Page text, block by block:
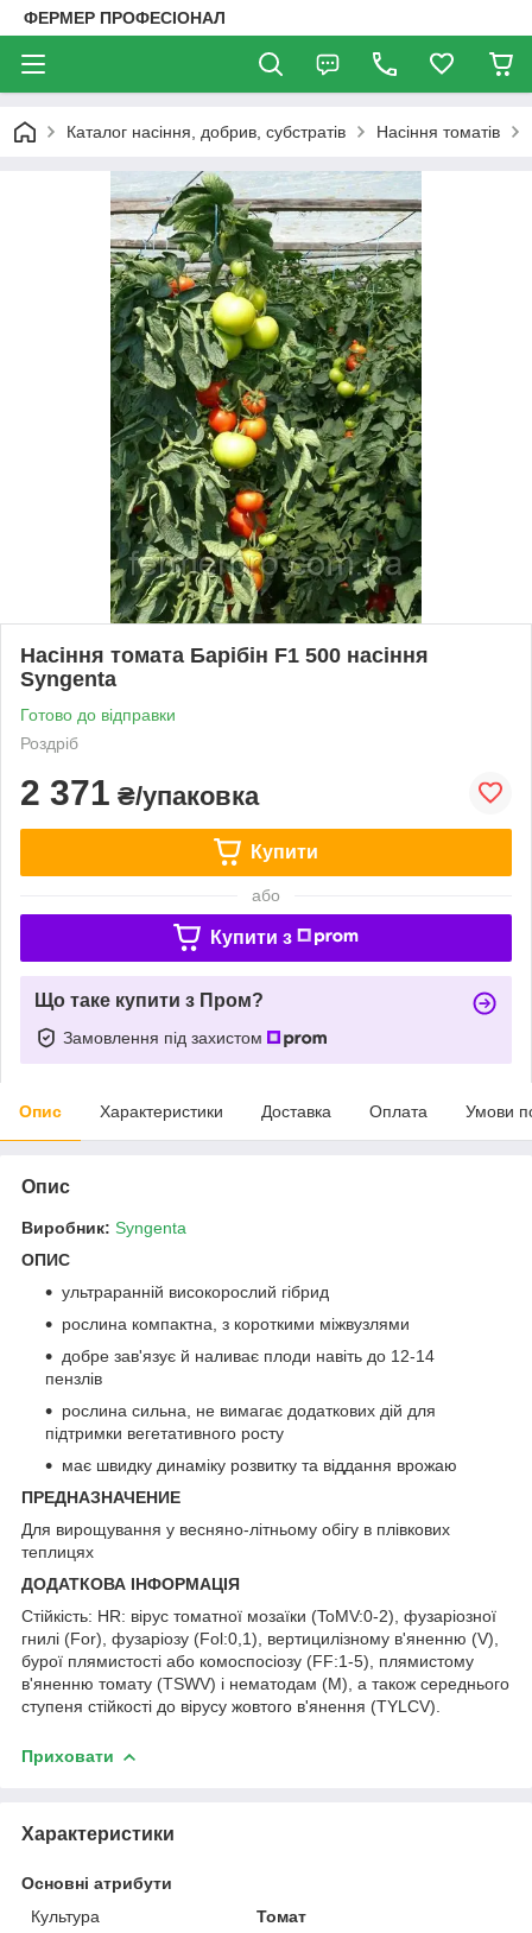
ФЕРМЕР ПРОФЕСІОНАЛ
Каталог насіння, добрив, субстратів Насіння томатів
Насіння томата Барібін F1 500 насіння
Syngenta
Готово до відправки
Роздріб
2 371 ₴/упаковка
Купити
або
Купити з
Що таке купити з Пром?
Замовлення під захистом
Опис Характеристики Доставка Оплата Умови
Опис
Виробник: Syngenta
ОПИС
ультраранній високорослий гібрид
рослина компактна, з короткими міжвузлями
добре зав'язує й наливає плоди навіть до 12-14
пензлів
рослина сильна, не вимагає додаткових дій для
підтримки вегетативного росту
має швидку динаміку розвитку та віддання врожаю
ПРЕДНАЗНАЧЕНИЕ
Для вирощування у весняно-літньому обігу в плівкових
теплицях
ДОДАТКОВА ІНФОРМАЦІЯ
Стійкість: HR: вірус томатної мозаїки (ToMV:0-2), фузаріозної
гнилі (For), фузаріозу (Fol:0,1), вертицилізному в'яненню (V),
бурої плямистості або комоспосіозу (FF:1-5), плямистому
в'яненню томату (TSWV) і нематодам (М), а також середнього
ступеня стійкості до вірусу жовтого в'янення (TYLCV).
Приховати
Характеристики
Основні атрибути
Культура
Томат